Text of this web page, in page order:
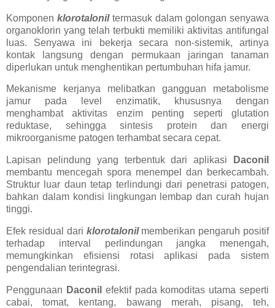
Komponen klorotaloniltermasuk dalam golongan senyawa
organoklorin yang telah terbukti memiliki aktivitas antifungal
luas. Senyawa ini bekerja secara non-sistemik, artinya
kontak langsung dengan permukaan jaringan tanaman
diperlukan untuk menghentikan pertumbuhan hifa jamur.
Mekanisme kerjanya melibatkan gangguan metabolisme
jamur pada level enzimatik, khususnya dengan
menghambat aktivitas enzim penting seperti glutation
reduktase, sehingga sintesis protein dan energi
mikroorganisme patogen terhambat secara cepat.
Lapisan pelindung yang terbentuk dari aplikasi
Daconil
membantu mencegah spora menempel dan berkecambah.
Struktur luar daun tetap terlindungi dari penetrasi patogen,
bahkan dalam kondisi lingkungan lembap dan curah hujan
tinggi.
Efek residual dari klorotalonilmemberikan pengaruh positif
terhadap interval perlindungan jangka menengah,
memungkinkan efisiensi rotasi aplikasi pada sistem
pengendalian terintegrasi.
Penggunaan Daconil efektif pada komoditas utama seperti
cabai, tomat, kentang, bawang merah, pisang, teh,